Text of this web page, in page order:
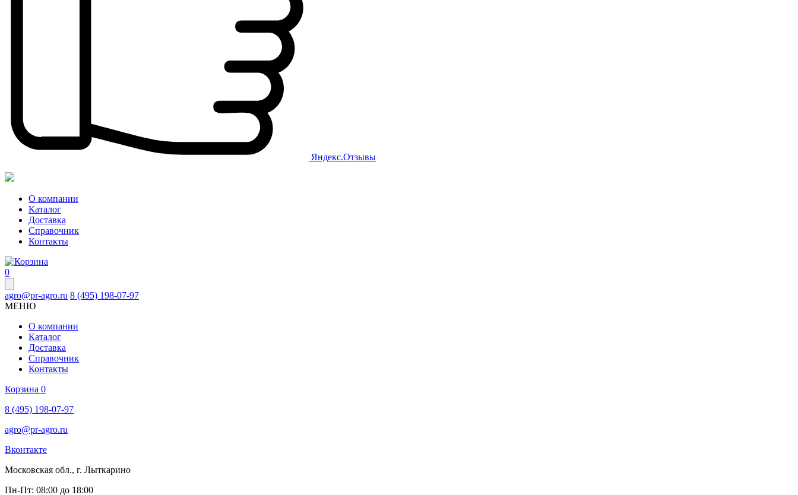
Яндекс.Отзывы
О компании
Каталог
Доставка
Справочник
Контакты
0
agro@pr-agro.ru 8 (495) 198-07-97
МЕНЮ
О компании
Каталог
Доставка
Справочник
Контакты
Корзина 0
8 (495) 198-07-97
agro@pr-agro.ru
Вконтакте
Московская обл., г. Лыткарино
Пн-Пт: 08:00 до 18:00